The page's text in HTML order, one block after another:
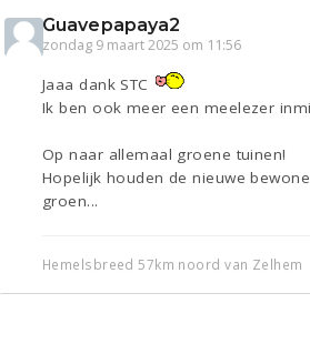
Guavepapaya2
zondag 9 maart 2025 om 11:56
Jaaa dank STC
Ik ben ook meer een meelezer
Op naar allemaal groene tuinen!
Hopelijk houden de nieuwe
groen...
Hemelsbreed 57km noord van Zelhem